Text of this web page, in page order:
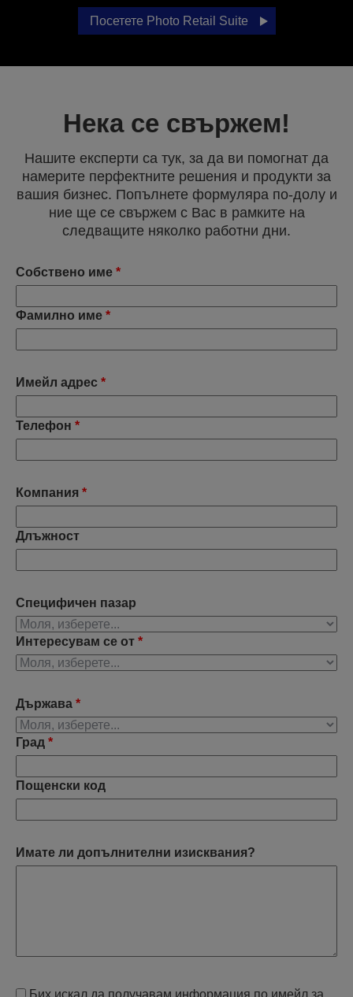
Посетете Photo Retail Suite
Нека се свържем!
Нашите експерти са тук, за да ви помогнат да
намерите перфектните решения и продукти за
вашия бизнес. Попълнете формуляра по-долу и
ние ще се свържем с Вас в рамките на
следващите няколко работни дни.
Собствено име *
Фамилно име *
Имейл адрес *
Телефон *
Компания *
Длъжност
Специфичен пазар
Интересувам се от *
Държава *
Град *
Пощенски код
Имате ли допълнителни изисквания?
Бих искал да получавам информация по имейл за